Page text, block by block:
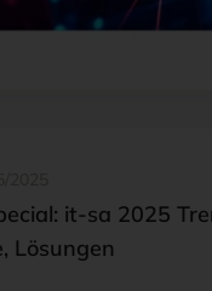
it-sa 2025
Lösungen